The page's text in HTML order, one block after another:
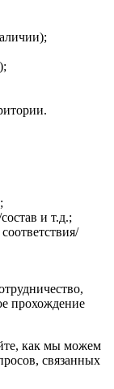
и т.д.;
прохождение
как мы можем
связанных